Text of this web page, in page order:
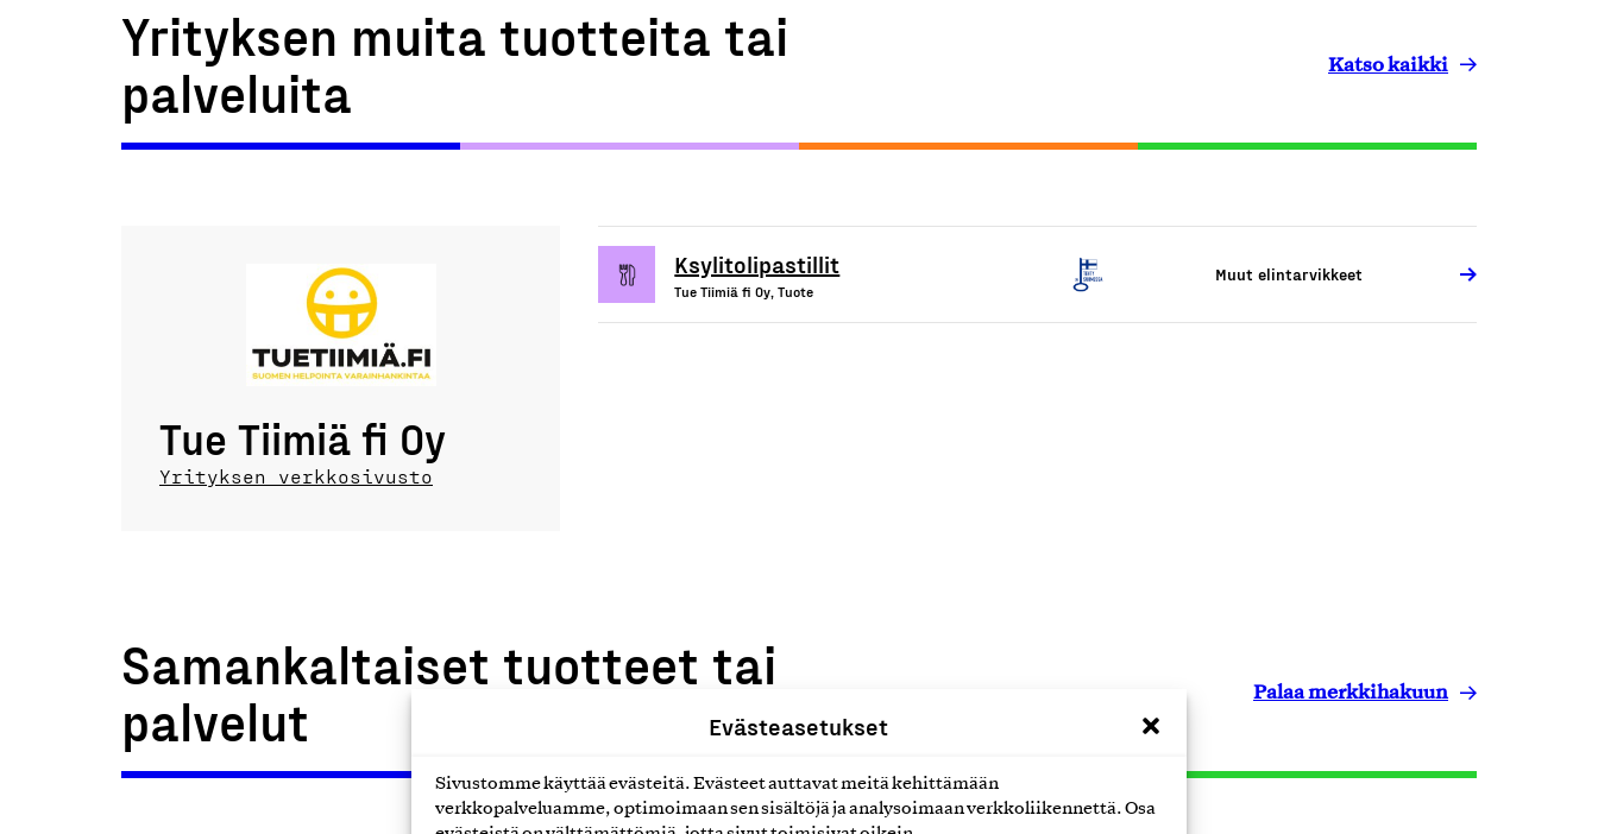
Evästeasetukset
Sivustomme käyttää evästeitä. Evästeet auttavat meitä kehittämään
verkkopalveluamme, optimoimaan sen sisältöjä ja analysoimaan verkkoliikennettä. Osa
Yrityksen muita tuotteita tai
palveluita
Katso kaikki
Tue Tiimiä fi Oy
Yrityksen verkkosivusto
Ksylitolipastillit
Tue Tiimiä fi Oy, Tuote
Muut elintarvikkeet
Samankaltaiset tuotteet tai
palvelut
Palaa merkkihakuun